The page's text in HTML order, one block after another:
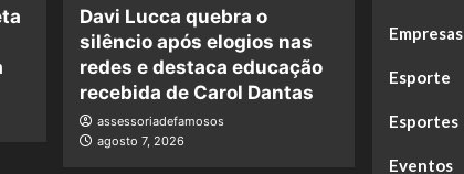
Davi Lucca quebra o
silêncio após elogios nas
redes e destaca educação
recebida de Carol Dantas
assessoriadefamosos
agosto 7, 2026
Empresas
Esporte
Esportes
Eventos